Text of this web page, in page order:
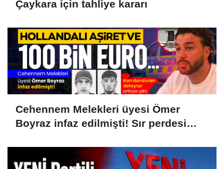
Çaykara için tahliye kararı
Cehennem Melekleri üyesi Ömer
Boyraz infaz edilmişti! Sır perdesi
Euroluk kanlı infaz